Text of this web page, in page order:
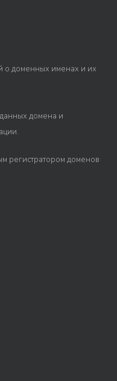
о доменных именах и их
домена и
регистратором доменов